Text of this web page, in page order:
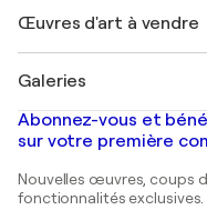
Découvrez une
Marc Chagall
Banksy
Mr. Brainwash
Shepard Fairey
Œuvres d'art à vendre
Tableaux abstraits à
Peintures de paysage
Estampes
Peintures acryliques
Galeries
Galeries d'art en France
Galeries d'art en
Abonnez-vous et
sur votre première
Nouvelles œuvres, coups
fonctionnalités exclusives.